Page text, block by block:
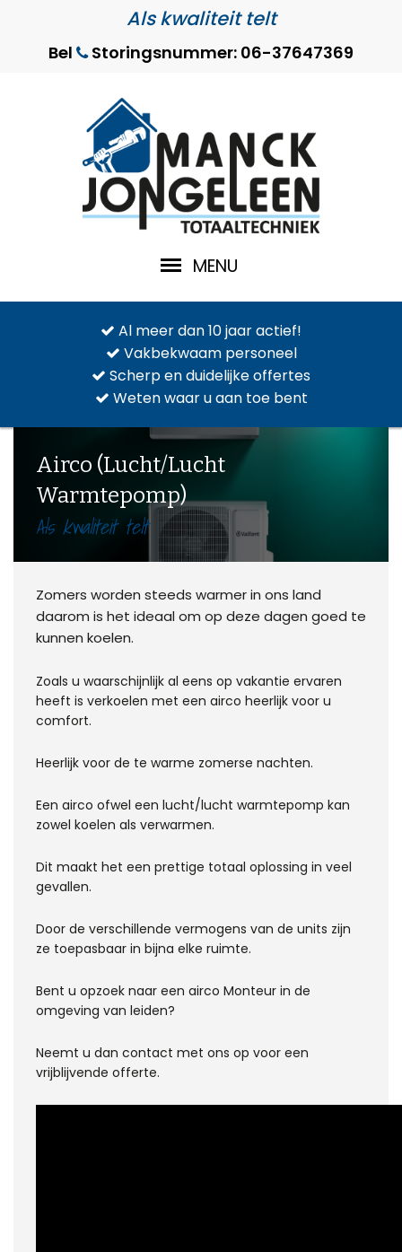
Als kwaliteit telt
Bel Storingsnummer: 06-37647369
MENU
Al meer dan 10 jaar actief!
Vakbekwaam personeel
Scherp en duidelijke offertes
Weten waar u aan toe bent
Airco (Lucht/Lucht
Warmtepomp)
Als kwaliteit telt
Zomers worden steeds warmer in ons land
daarom is het ideaal om op deze dagen goed te
kunnen koelen.
Zoals u waarschijnlijk al eens op vakantie ervaren
heeft is verkoelen met een airco heerlijk voor u
comfort.
Heerlijk voor de te warme zomerse nachten.
Een airco ofwel een lucht/lucht warmtepomp kan
zowel koelen als verwarmen.
Dit maakt het een prettige totaal oplossing in veel
gevallen.
Door de verschillende vermogens van de units zijn
ze toepasbaar in bijna elke ruimte.
Bent u opzoek naar een airco Monteur in de
omgeving van leiden?
Neemt u dan contact met ons op voor een
vrijblijvende offerte.